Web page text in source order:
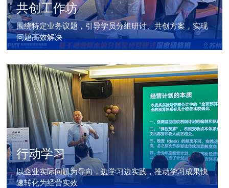
共创工作坊
围绕特定业务议题，引导学员分组研讨、共创方案，实现
问题高效解决
行动学习
以企业实际问题为导向，边学习边实践，推动学习成果快
速转化为经营实效